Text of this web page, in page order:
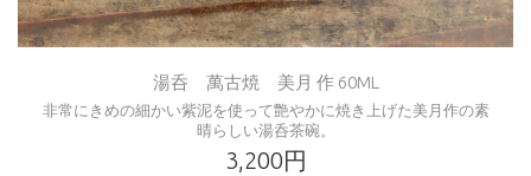
湯呑 萬古焼 美月 作 60ML
非常にきめの細かい紫泥を使って艶やかに焼き上げた美月作の素
晴らしい湯呑茶碗。
3,200円